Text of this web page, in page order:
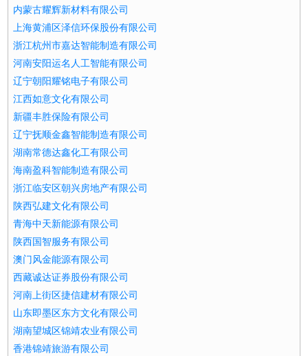
内蒙古耀辉新材料有限公司
上海黄浦区泽信环保股份有限公司
浙江杭州市嘉达智能制造有限公司
河南安阳运名人工智能有限公司
辽宁朝阳耀铭电子有限公司
江西如意文化有限公司
新疆丰胜保险有限公司
辽宁抚顺金鑫智能制造有限公司
湖南常德达鑫化工有限公司
海南盈科智能制造有限公司
浙江临安区朝兴房地产有限公司
陕西弘建文化有限公司
青海中天新能源有限公司
陕西国智服务有限公司
澳门风金能源有限公司
西藏诚达证券股份有限公司
河南上街区捷信建材有限公司
山东即墨区东方文化有限公司
湖南望城区锦靖农业有限公司
香港锦靖旅游有限公司